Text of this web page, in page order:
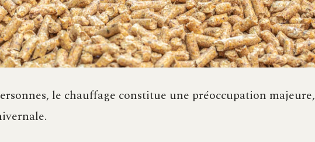
le chauffage constitue une préoccupation majeure,